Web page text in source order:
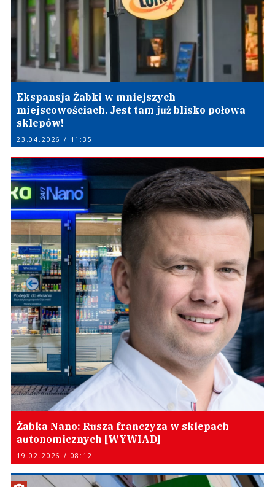
Ekspansja Żabki w mniejszych
miejscowościach. Jest tam już blisko połowa
sklepów!
23.04.2026 / 11:35
Żabka Nano: Rusza franczyza w sklepach
autonomicznych [WYWIAD]
19.02.2026 / 08:12